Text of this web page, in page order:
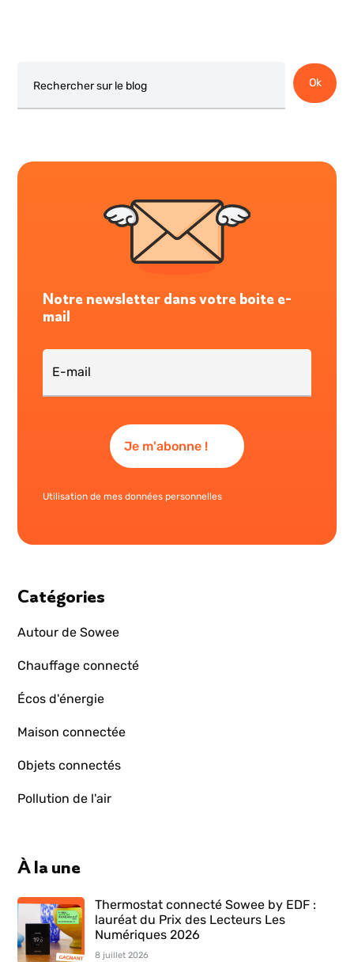
Ok
Notre newsletter dans votre boite e-
mail
Utilisation de mes données personnelles
Catégories
Autour de Sowee
Chauffage connecté
Écos d'énergie
Maison connectée
Objets connectés
Pollution de l'air
À la une
Thermostat connecté Sowee by EDF :
lauréat du Prix des Lecteurs Les
Numériques 2026
8 juillet 2026